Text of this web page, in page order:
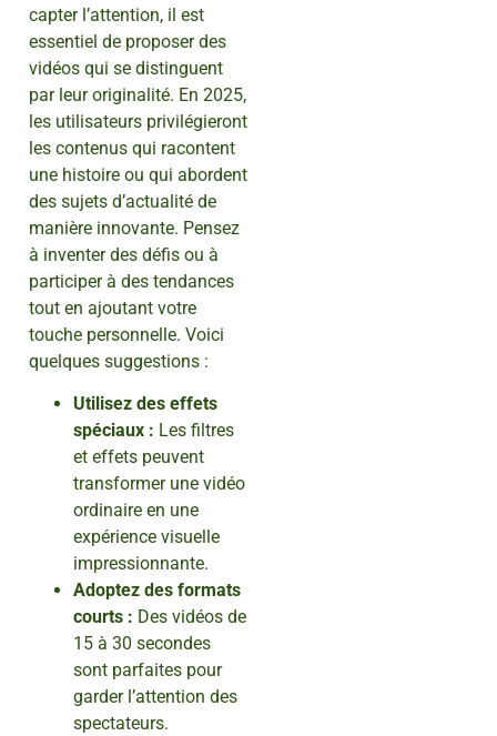
capter l’attention, il est
essentiel de proposer des
vidéos qui se distinguent
par leur originalité. En 2025,
les utilisateurs privilégieront
les contenus qui racontent
une histoire ou qui abordent
des sujets d’actualité de
manière innovante. Pensez
à inventer des défis ou à
participer à des tendances
tout en ajoutant votre
touche personnelle. Voici
quelques suggestions :
Utilisez des effets
spéciaux : Les filtres
et effets peuvent
transformer une vidéo
ordinaire en une
expérience visuelle
impressionnante.
Adoptez des formats
courts : Des vidéos de
15 à 30 secondes
sont parfaites pour
garder l’attention des
spectateurs.